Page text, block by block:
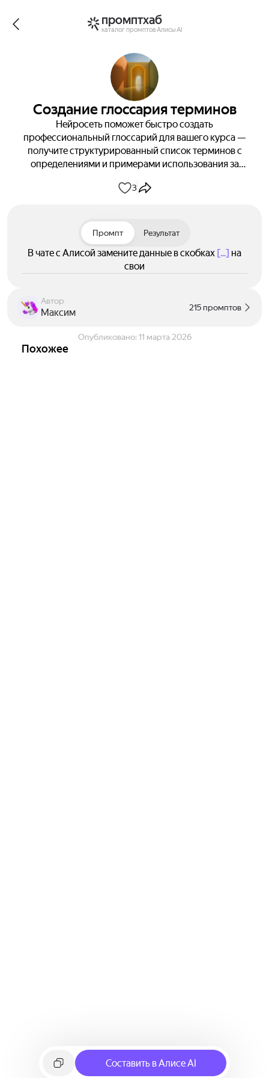
промптхаб
каталог промптов Алисы AI
Создание глоссария терминов
Нейросеть поможет быстро создать
профессиональный глоссарий для вашего курса —
получите структурированный список терминов с
определениями и примерами использования за
3
Промпт Результат
В чате с Алисой замените данные в скобках [...] на
свои
Автор
Максим 215 промптов
Опубликовано: 11 марта 2026
Похожее
Составить в Алисе AI